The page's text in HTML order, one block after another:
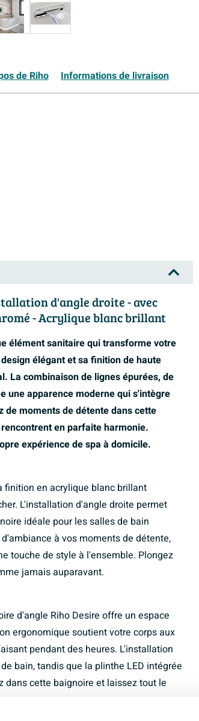
de Riho Informations de livraison
d'angle droite - avec
- Acrylique blanc brillant
élément sanitaire qui transforme votre
élégant et sa finition de haute
La combinaison de lignes épurées, de
une apparence moderne qui s'intègre
moments de détente dans cette
en parfaite harmonie.
expérience de spa à domicile.
finition en acrylique blanc brillant
L'installation d'angle droite permet
idéale pour les salles de bain
à vos moments de détente,
touche de style à l'ensemble. Plongez
jamais auparavant.
d'angle Riho Desire offre un espace
ergonomique soutient votre corps aux
pendant des heures. L'installation
bain, tandis que la plinthe LED intégrée
dans cette baignoire et laissez tout le